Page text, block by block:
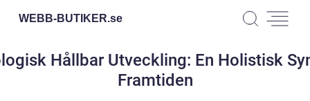
WEBB-BUTIKER.se
Hållbar Utveckling: En Holistisk
Framtiden